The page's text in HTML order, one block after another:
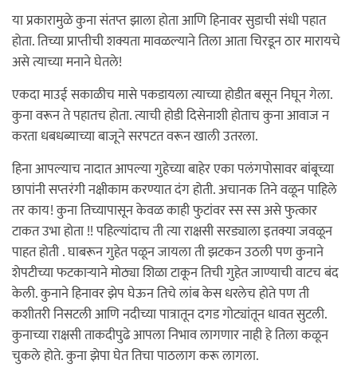
या प्रकारामुळे कुना संतप्त झाला होता आणि हिनावर सुडाची संधी पहात
होता. तिच्या प्राप्तीची शक्यता मावळल्याने तिला आता चिरडून ठार मारायचे
असे त्याच्या मनाने घेतले!
एकदा माउई सकाळीच मासे पकडायला त्याच्या होडीत बसून निघून गेला.
कुना वरून ते पहातच होता. त्याची होडी दिसेनाशी होताच कुना आवाज न
करता धबधब्याच्या बाजूने सरपटत वरून खाली उतरला.
हिना आपल्याच नादात आपल्या गुहेच्या बाहेर एका पलंगपोसावर बांबूच्या
छापांनी सप्तरंगी नक्षीकाम करण्यात दंग होती. अचानक तिने वळून पाहिले
तर काय! कुना तिच्यापासून केवळ काही फुटांवर स्स स्स असे फुत्कार
टाकत उभा होता !! पहिल्यांदाच ती त्या राक्षसी सरड्याला इतक्या जवळून
पाहत होती . घाबरून गुहेत पळून जायला ती झटकन उठली पण कुनाने
शेपटीच्या फटकार्‍याने मोठ्या शिळा टाकून तिची गुहेत जाण्याची वाटच बंद
केली. कुनाने हिनावर झेप घेऊन तिचे लांब केस धरलेच होते पण ती
कशीतरी निसटली आणि नदीच्या पात्रातून दगड गोट्यांतून धावत सुटली.
कुनाच्या राक्षसी ताकदीपुढे आपला निभाव लागणार नाही हे तिला कळून
चुकले होते. कुना झेपा घेत तिचा पाठलाग करू लागला.